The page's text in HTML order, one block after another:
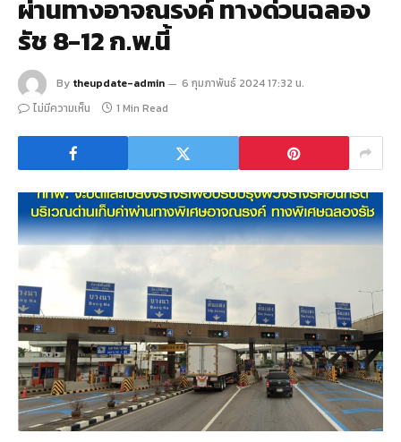
ผ่านทางอาจณรงค์ ทางด่วนฉลอง
รัช 8-12 ก.พ.นี้
By theupdate-admin
6 กุมภาพันธ์ 2024 17:32 น.
ไม่มีความเห็น
1 Min Read